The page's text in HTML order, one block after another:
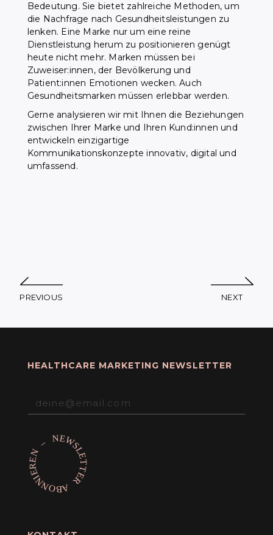
Bedeutung. Sie bietet zahlreiche Methoden, um
die Nachfrage nach Gesundheitsleistungen zu
lenken. Eine Marke nur um eine reine
Dienstleistung herum zu positionieren genügt
heute nicht mehr. Marken müssen bei
Zuweiser:innen, der Bevölkerung und
Patient:innen Emotionen wecken. Auch
Gesundheitsmarken müssen erlebbar werden.
Gerne analysieren wir mit Ihnen die Beziehungen
zwischen Ihrer Marke und Ihren Kund:innen und
entwickeln einzigartige
Kommunikationskonzepte innovativ, digital und
umfassend.
PREVIOUS NEXT
HEALTHCARE MARKETING NEWSLETTER